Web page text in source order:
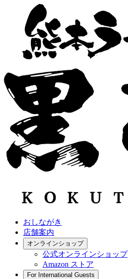
おしながき
店舗案内
オンラインショップ
公式オンラインショップ
Amazon ストア
For International Guests